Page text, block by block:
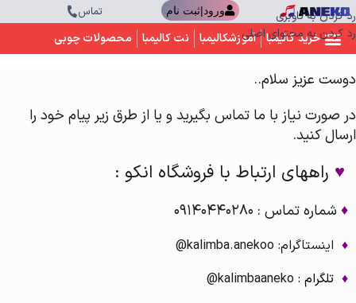
رد کردن به ناوبری
رد کردن به محتوای اصلی
ورود|ثبت نام تماس
خرید کالیمبا آموزشکالیمبا نت کالیمبا محصولات چوبی
دوست عزیز سلام..
در صورت نیاز با ما تماس بگیرید و یا از طرق زیر پیام خود را
ارسال کنید.
♥ راههای ارتباط با فروشگاه انکو :
♦ شماره تماس : 09140440280
♦ اینستاگرام: kalimba.anekoo@
♦ تلگرام : kalimbaaneko@